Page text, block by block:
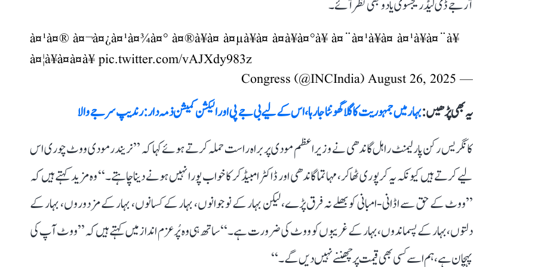
آر جے ڈی لیڈر تیجسوی یادو بھی نظر آئے۔
à¤¹à¤® à¤¬à¤¿à¤¹à¤¾à¤° à¤®à¥à¤ à¤µà¥à¤ à¤à¥à¤°à¥ à¤¨à¤¹à¥à¤ à¤¹à¥à¤¨à¥
à¤¦à¥à¤à¤à¥pic.twitter.com/vAJXdy983z
— Congress (@INCIndia)
August 26, 2025
یہ بھی پڑھیں :بہار میں جمہوریت کا گلا گھونٹا جا رہا، اس کے لیے بی جے پی اور الیکشن کمیشن ذمہ دار: رندیپ سرجے والا
کانگریس رکن پارلیمنٹ راہل گاندھی نے وزیر اعظم مودی پر براہ راست حملہ کرتے ہوئے کہا کہ ’’نریندر مودی ووٹ چوری اس
لیے کرتے ہیں کیونکہ یہ کرپوری ٹھاکر، مہاتما گاندھی اور ڈاکٹر امبیڈکر کا خواب پورا نہیں ہونے دینا چاہتے۔‘‘ وہ مزید کہتے ہیں کہ
’’ووٹ کے حق سے اڈانی-امبانی کو بھلے نہ فرق پڑے، لیکن بہار کے نوجوانوں، بہار کے کسانوں، بہار کے مزدوروں، بہار کے
دلتوں، بہار کے پسماندوں، بہار کے غریبوں کو ووٹ کی ضرورت ہے۔‘‘ ساتھ ہی وہ پُرعزم انداز میں کہتے ہیں کہ ’’ووٹ آپ کی
پہچان ہے، ہم اسے کسی بھی قیمت پر چھننے نہیں دیں گے۔‘‘